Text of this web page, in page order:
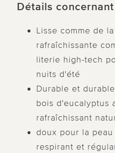
Détails
Lisse comme de
rafraîchissante
literie high-tech
nuits d'été
Durable et
bois d'eucalyptus
rafraîchissant
doux pour la
respirant et